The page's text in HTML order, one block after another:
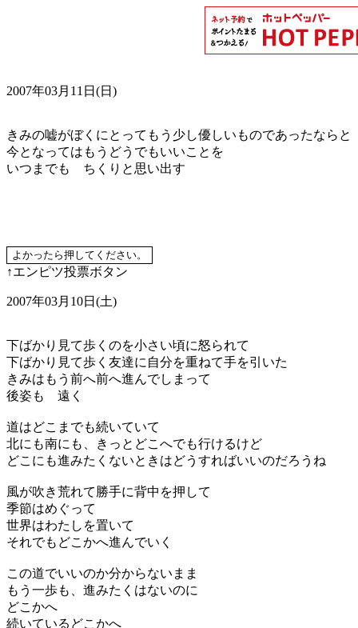
2007年03月11日(日)
きみの嘘がぼくにとってもう少し優しいものであったならと
今となってはもうどうでもいいことを
いつまでも ちくりと思い出す
↑エンピツ投票ボタン
2007年03月10日(土)
下ばかり見て歩くのを小さい頃に怒られて
下ばかり見て歩く友達に自分を重ねて手を引いた
きみはもう前へ前へ進んでしまって
後姿も 遠く
道はどこまでも続いていて
北にも南にも、きっとどこへでも行けるけど
どこにも進みたくないときはどうすればいいのだろうね
風が吹き荒れて勝手に背中を押して
季節はめぐって
世界はわたしを置いて
それでもどこかへ進んでいく
この道でいいのか分からないまま
もう一歩も、進みたくはないのに
どこかへ
続いているどこかへ